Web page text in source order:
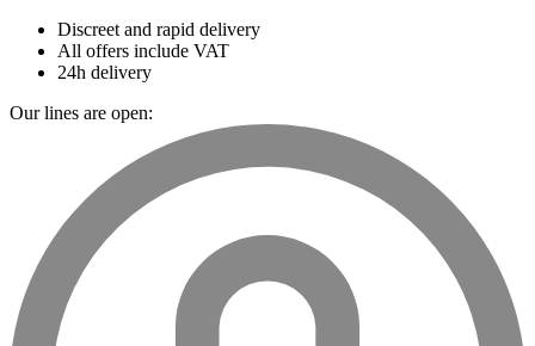
Discreet and rapid delivery
All offers include VAT
24h delivery
Our lines are open: